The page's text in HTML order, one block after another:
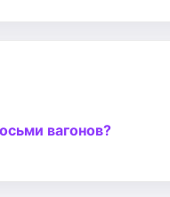
вагонов?